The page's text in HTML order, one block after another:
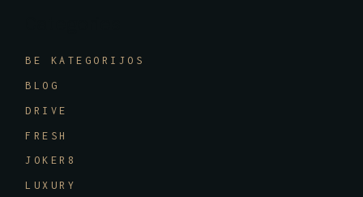
BE KATEGORIJOS
BLOG
DRIVE
FRESH
JOKER8
LUXURY